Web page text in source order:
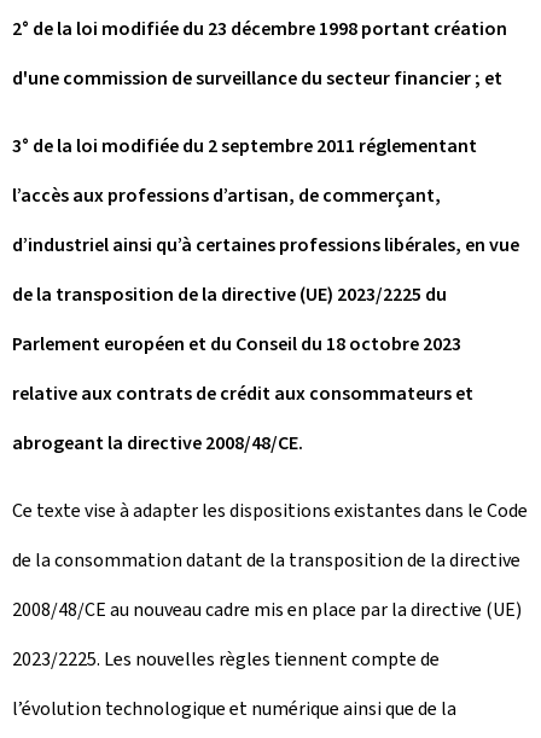
2° de la loi modifiée du 23 décembre 1998 portant création
d'une commission de surveillance du secteur financier ; et
3° de la loi modifiée du 2 septembre 2011 réglementant
l’accès aux professions d’artisan, de commerçant,
d’industriel ainsi qu’à certaines professions libérales, en vue
de la transposition de la directive (UE) 2023/2225 du
Parlement européen et du Conseil du 18 octobre 2023
relative aux contrats de crédit aux consommateurs et
abrogeant la directive 2008/48/CE.
Ce texte vise à adapter les dispositions existantes dans le Code
de la consommation datant de la transposition de la directive
2008/48/CE au nouveau cadre mis en place par la directive (UE)
2023/2225. Les nouvelles règles tiennent compte de
l’évolution technologique et numérique ainsi que de la